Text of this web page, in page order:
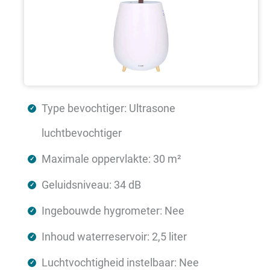
Type bevochtiger: Ultrasone
luchtbevochtiger
Maximale oppervlakte: 30 m²
Geluidsniveau: 34 dB
Ingebouwde hygrometer: Nee
Inhoud waterreservoir: 2,5 liter
Luchtvochtigheid instelbaar: Nee